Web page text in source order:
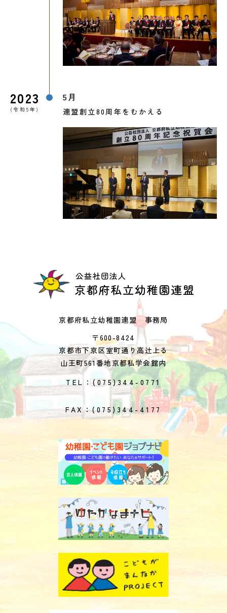
2023
(令和5年)
5月
連盟創立80周年をむかえる
京都府私立幼稚園連盟 事務局
〒600-8424
京都市下京区室町通り高辻上る
山王町561番地京都私学会館内
TEL：(075)344-0771
FAX：(075)344-4177